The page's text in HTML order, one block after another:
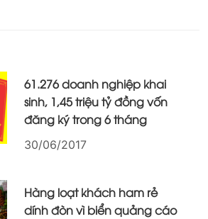
61.276 doanh nghiệp khai
sinh, 1,45 triệu tỷ đồng vốn
đăng ký trong 6 tháng
30/06/2017
Hàng loạt khách ham rẻ
dính đòn vì biển quảng cáo